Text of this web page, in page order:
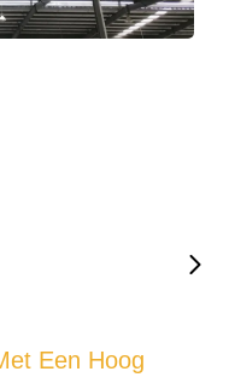
Een Hoog